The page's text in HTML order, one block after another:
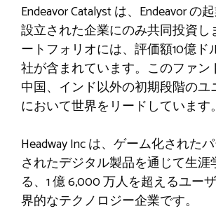
Endeavor Catalyst は、Endeavor の
設立された企業にのみ共同投資し
ートフォリオには、評価額10億ド
社が含まれています。このファン
中国、インド以外の初期段階のユ
において世界をリードしています。
Headway Inc は、ゲーム化された
されたデジタル製品を通じて生涯
る、1 億 6,000 万人を超えるユー
界的なテクノロジー企業です。